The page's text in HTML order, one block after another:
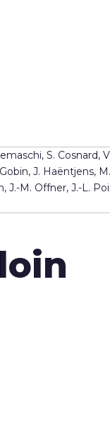
S. Cosnard,
J. Haëntjens,
J.-M. Offner, J.-L.